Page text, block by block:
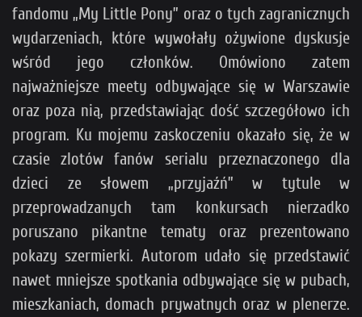
fandomu „My Little Pony” oraz o tych zagranicznych
wydarzeniach, które wywołały ożywione dyskusje
wśród jego członków. Omówiono zatem
najważniejsze meety odbywające się w Warszawie
oraz poza nią, przedstawiając dość szczegółowo ich
program. Ku mojemu zaskoczeniu okazało się, że w
czasie zlotów fanów serialu przeznaczonego dla
dzieci ze słowem „przyjaźń” w tytule w
przeprowadzanych tam konkursach nierzadko
poruszano pikantne tematy oraz prezentowano
pokazy szermierki. Autorom udało się przedstawić
nawet mniejsze spotkania odbywające się w pubach,
mieszkaniach, domach prywatnych oraz w plenerze.